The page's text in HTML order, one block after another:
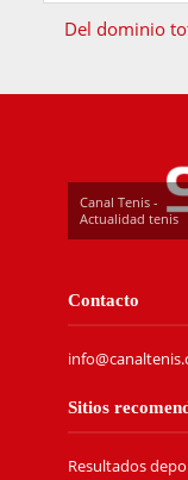
Del dominio
Canal Tenis -
Actualidad tenis
Contacto
Sitios
Resultados